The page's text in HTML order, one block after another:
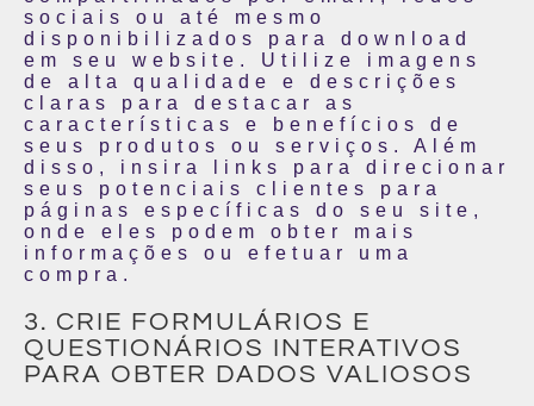
sociais ou até mesmo
disponibilizados para download
em seu website. Utilize imagens
de alta qualidade e descrições
claras para destacar as
características e benefícios de
seus produtos ou serviços. Além
disso, insira links para direcionar
seus potenciais clientes para
páginas específicas do seu site,
onde eles podem obter mais
informações ou efetuar uma
compra.
3. CRIE FORMULÁRIOS E
QUESTIONÁRIOS INTERATIVOS
PARA OBTER DADOS VALIOSOS